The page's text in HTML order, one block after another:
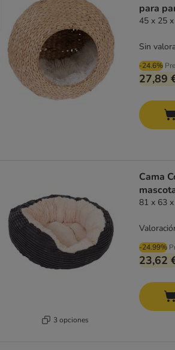
para
45 x 25
-24.6%
27,89
Sin
3 opciones
Cama
81 x 63
-24.99%
23,62